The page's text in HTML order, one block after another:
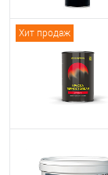
Хит продаж